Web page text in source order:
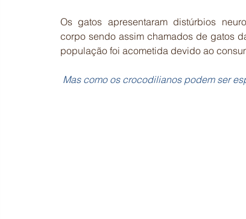
Os gatos apresentaram distúrbios
corpo sendo assim chamados de gatos
população foi acometida devido ao
Mas como os crocodilianos podem ser